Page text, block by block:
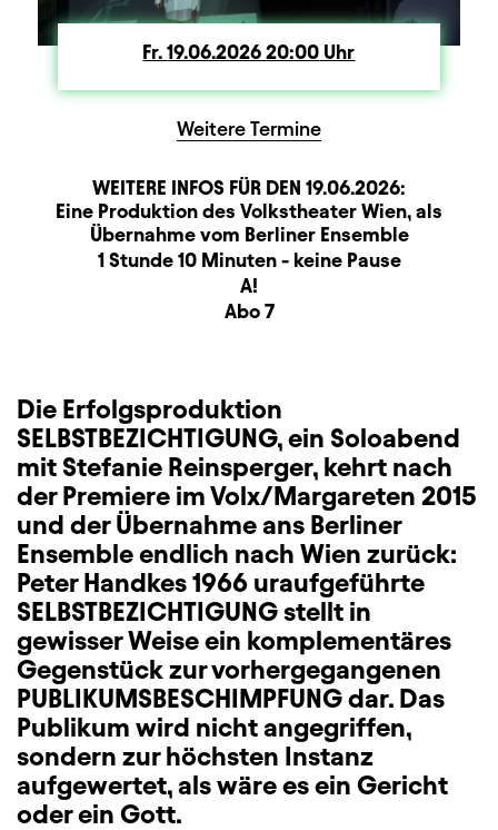
Fr. Freitag
19.06.202620:00 Uhr
Weitere Termine
WEITERE INFOS FÜR DEN 19.06.2026:
Beschreibung Information
Produktionspartner
Eine Produktion des Volkstheater Wien, als
Übernahme vom Berliner Ensemble
Dauer und Pausen
1 Stunde 10 Minuten - keine Pause
A!
Abo 7
Die Erfolgsproduktion
SELBSTBEZICHTIGUNG, ein Soloabend
mit Stefanie Reinsperger, kehrt nach
der Premiere im Volx/Margareten 2015
und der Übernahme ans Berliner
Ensemble endlich nach Wien zurück:
Peter Handkes 1966 uraufgeführte
SELBSTBEZICHTIGUNG stellt in
gewisser Weise ein komplementäres
Gegenstück zur vorhergegangenen
PUBLIKUMSBESCHIMPFUNG dar. Das
Publikum wird nicht angegriffen,
sondern zur höchsten Instanz
aufgewertet, als wäre es ein Gericht
oder ein Gott.